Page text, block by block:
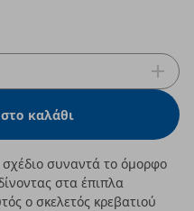
καλάθι
σχέδιο συναντά το όμορφο
στα έπιπλα
ο σκελετός κρεβατιού